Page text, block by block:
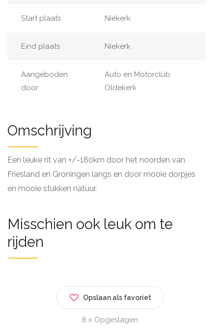
Start plaats Niekerk
Eind plaats Niekerk
Aangeboden
door
Auto en Motorclub
Oldekerk
Omschrijving
Een leuke rit van +/-180km door het noorden van
Friesland en Groningen langs en door mooie dorpjes
en mooie stukken natuur.
Misschien ook leuk om te
rijden
Opslaan als favoriet
8 x Opgeslagen